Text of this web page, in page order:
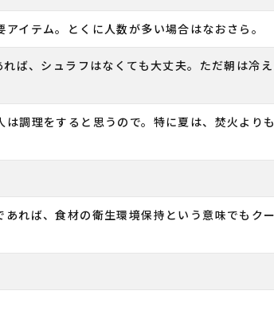
イテム。とくに人数が多い場合はなおさら。
ば、シュラフはなくても大丈夫。ただ朝は冷
調理をすると思うので。特に夏は、焚火より
れば、食材の衛生環境保持という意味でもク